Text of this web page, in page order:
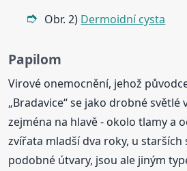
Obr. 2) Dermoidní cysta
Papilom
Virové onemocnění, jehož
„Bradavice“ se jako drobné
zejména na hlavě - okolo tlamy a
zvířata mladší dva roky, u
podobné útvary, jsou ale jiným